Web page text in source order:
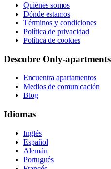
Quiénes somos
Dónde estamos
Términos y condiciones
Política de privacidad
Política de cookies
Descubre Only-apartments
Encuentra apartamentos
Medios de comunicación
Blog
Idiomas
Inglés
Español
Alemán
Portugués